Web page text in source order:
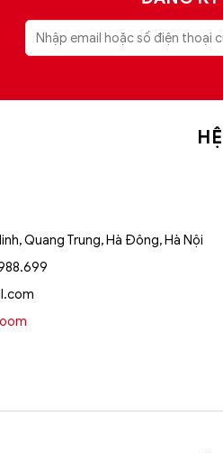
Quang Trung, Hà Đông, Hà Nội